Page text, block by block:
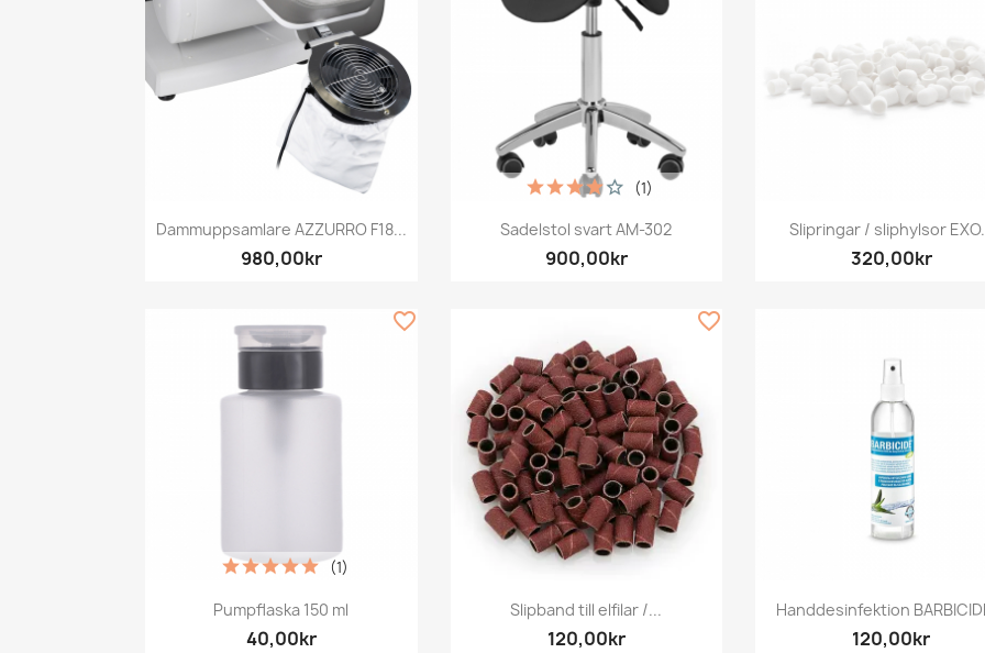
Snabbvy
Dammuppsamlare AZZURRO F18...
980,00kr
Snabbvy
Sadelstol svart AM-302
900,00kr
(1)
Snabbvy
Slipringar / sliphylsor
320,00kr
Snabbvy
Pumpflaska 150 ml
40,00kr
(1)
favorite_border
Snabbvy
Slipband till elfilar /...
120,00kr
favorite_border
Snabbvy
Handdesinfektion
120,00kr